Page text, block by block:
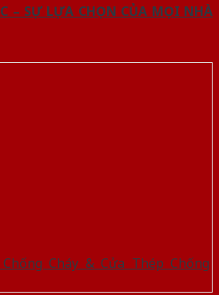
– SỰ LỰA CHỌN CỦA MỌI NHÀ